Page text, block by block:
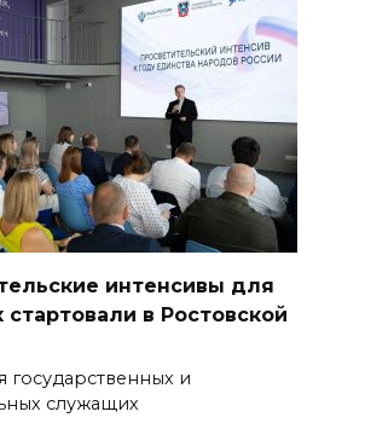
интенсивы для
в Ростовской
государственных и
служащих